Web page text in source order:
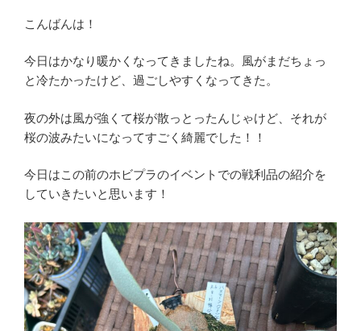
こんばんは！
今日はかなり暖かくなってきましたね。風がまだちょっ
と冷たかったけど、過ごしやすくなってきた。
夜の外は風が強くて桜が散っとったんじゃけど、それが
桜の波みたいになってすごく綺麗でした！！
今日はこの前のホビプラのイベントでの戦利品の紹介を
していきたいと思います！